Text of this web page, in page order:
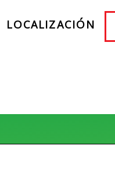
LOCALIZACIÓN